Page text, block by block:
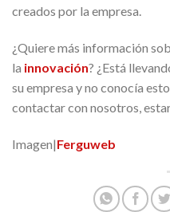
creados por la empresa.
¿Quiere más información
la innovación? ¿Está
su empresa y no conocía
contactar con nosotros,
Imagen|Ferguweb